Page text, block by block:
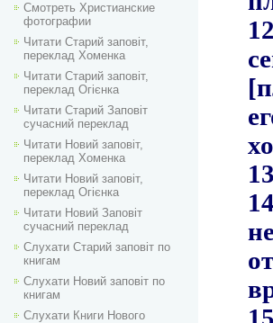
Смотреть Христианские
фотографии
Читати Старий заповіт,
переклад Хоменка
Читати Старий заповіт,
переклад Огієнка
Читати Старий Заповіт
сучасний переклад
Читати Новий заповіт,
переклад Хоменка
Читати Новий заповіт,
переклад Огієнка
Читати Новий Заповіт
сучасний переклад
Слухати Старий заповіт по
книгам
Слухати Новий заповіт по
книгам
Слухати Книги Нового